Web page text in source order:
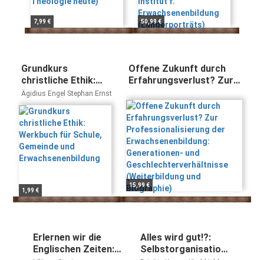
7,99 € 50,99 €
Grundkurs
christliche Ethik:
Werkbuch für
Schule, Gemeinde
und
Erwachsenenbildung
Ägidius Engel Stephan Ernst
1,99 €
Offene Zukunft durch
Erfahrungsverlust? Zur
Erwachsenenbildung:
Generationen- und
Geschlechterverhältnisse
(Weiterbildung und
Biographie)
15,99 €
Erlernen wir die
Englischen Zeiten:
Alles wird gut!?:
Selbstorganisation